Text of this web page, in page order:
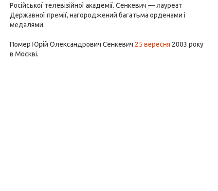
Російської телевізійної академії. Сенкевич — лауреат
Державної премії, нагороджений багатьма орденами і
медалями.
Помер Юрій Олександрович Сенкевич 25 вересня 2003 року
в Москві.